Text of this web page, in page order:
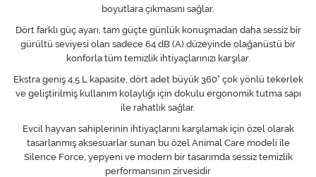
boyutlara çıkmasını sağlar.
Dört farklı güç ayarı, tam güçte günlük konuşmadan daha sessiz bir
gürültü seviyesi olan sadece 64 dB (A) düzeyinde olağanüstü bir
konforla tüm temizlik ihtiyaçlarınızı karşılar.
Ekstra geniş 4,5 L kapasite, dört adet büyük 360° çok yönlü tekerlek
ve geliştirilmiş kullanım kolaylığı için dokulu ergonomik tutma sapı
ile rahatlık sağlar.
Evcil hayvan sahiplerinin ihtiyaçlarını karşılamak için özel olarak
tasarlanmış aksesuarlar sunan bu özel Animal Care modeli ile
Silence Force, yepyeni ve modern bir tasarımda sessiz temizlik
performansının zirvesidir